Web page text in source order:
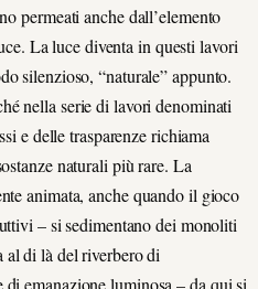
permeati anche dall’elemento
La luce diventa in questi lavori
silenzioso, “naturale” appunto.
nella serie di lavori denominati
e delle trasparenze richiama
naturali più rare. La
animata, anche quando il gioco
– si sedimentano dei monoliti
al di là del riverbero di